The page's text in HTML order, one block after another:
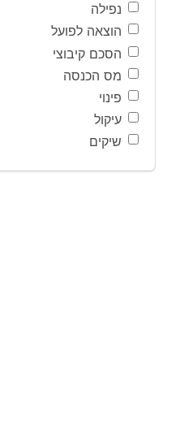
נפילה
הוצאה לפועל
הסכם קיבוצי
מס הכנסה
פינוי
עיקול
שיקים